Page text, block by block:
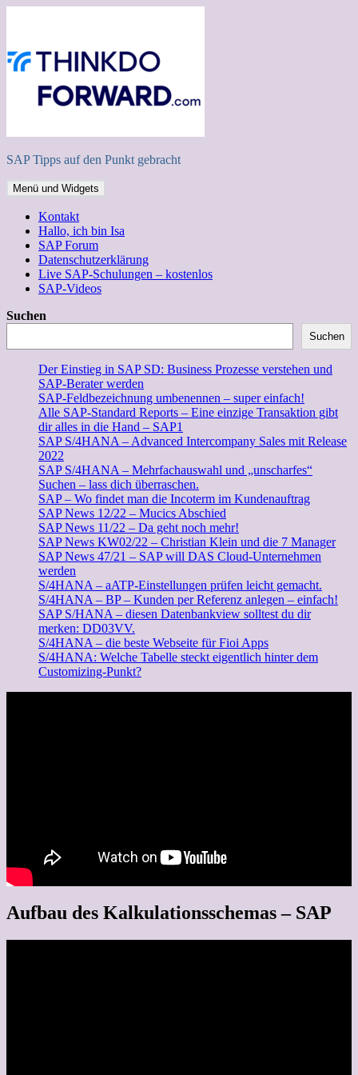
SAP Tipps auf den Punkt gebracht
Menü und Widgets
Kontakt
Hallo, ich bin Isa
SAP Forum
Datenschutzerklärung
Live SAP-Schulungen – kostenlos
SAP-Videos
Suchen
Suchen
Der Einstieg in SAP SD: Business Prozesse verstehen und
SAP-Berater werden
SAP-Feldbezeichnung umbenennen – super einfach!
Alle SAP-Standard Reports – Eine einzige Transaktion gibt
dir alles in die Hand – SAP1
SAP S/4HANA – Advanced Intercompany Sales mit Release
2022
SAP S/4HANA – Mehrfachauswahl und „unscharfes“
Suchen – lass dich überraschen.
SAP – Wo findet man die Incoterm im Kundenauftrag
SAP News 12/22 – Mucics Abschied
SAP News 11/22 – Da geht noch mehr!
SAP News KW02/22 – Christian Klein und die 7 Manager
SAP News 47/21 – SAP will DAS Cloud-Unternehmen
werden
S/4HANA – aATP-Einstellungen prüfen leicht gemacht.
S/4HANA – BP – Kunden per Referenz anlegen – einfach!
SAP S/HANA – diesen Datenbankview solltest du dir
merken: DD03VV.
S/4HANA – die beste Webseite für Fioi Apps
S/4HANA: Welche Tabelle steckt eigentlich hinter dem
Customizing-Punkt?
Aufbau des Kalkulationsschemas – SAP